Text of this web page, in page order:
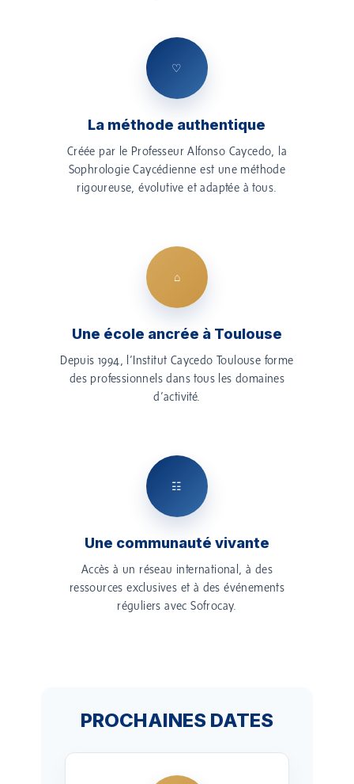
♡
La méthode authentique
Créée par le Professeur Alfonso Caycedo, la
Sophrologie Caycédienne est une méthode
rigoureuse, évolutive et adaptée à tous.
⌂
Une école ancrée à Toulouse
Depuis 1994, l’Institut Caycedo Toulouse forme
des professionnels dans tous les domaines
d’activité.
☷
Une communauté vivante
Accès à un réseau international, à des
ressources exclusives et à des événements
réguliers avec Sofrocay.
PROCHAINES DATES